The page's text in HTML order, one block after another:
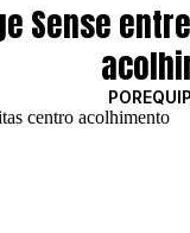
Sense
POR